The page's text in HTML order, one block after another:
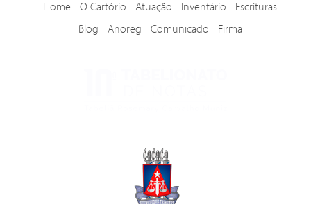
Home O Cartório Atuação Inventário
Escrituras
Blog
Anoreg Comunicado Firma